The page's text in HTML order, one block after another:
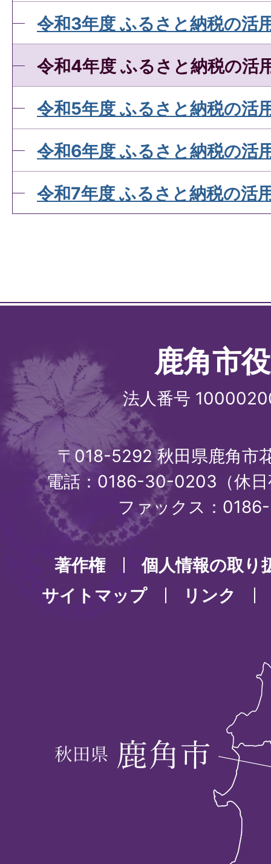
令和3年度 ふるさと納税の活
令和4年度 ふるさと納税の活
令和5年度 ふるさと納税の活
令和6年度 ふるさと納税の活
令和7年度 ふるさと納税の活
鹿角市
法人番号
〒018-5292 秋田県鹿角市
電話：0186-30-0203（休
ファックス：
著作権
個人情報の取り
サイトマップ
リンク